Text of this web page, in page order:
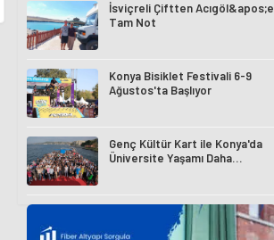
İsviçreli Çiftten Acıgöl&apos;e
Tam Not
Konya Bisiklet Festivali 6-9
Ağustos'ta Başlıyor
Genç Kültür Kart ile Konya'da
Üniversite Yaşamı Daha